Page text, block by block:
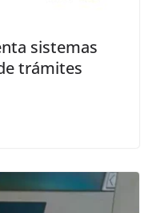
sistemas
trámites